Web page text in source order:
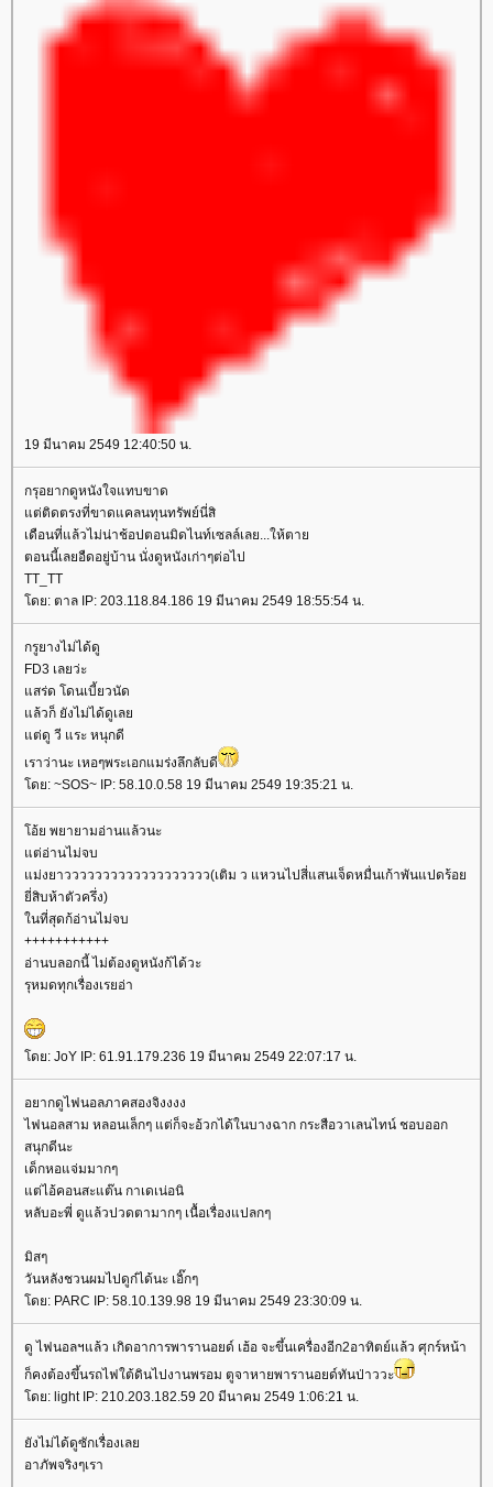
19 มีนาคม 2549 12:40:50 น.
กรุอยากดูหนังใจแทบขาด
ต่ติดตรงที่ขาดแคลนทุนทรัพย์นี่สิ
เดือนที่แล้วไม่น่าช้อปตอนมิดไนท์เซลล์เลย...ให้ตา
ตอนนี้เลยอืดอยู่บ้าน นั่งดูหนังเก่าๆต่อไป
TT_TT
ดย: ตาล IP: 203.118.84.186 19 มีนาคม 2549 18:55:54 น.
กรูยางไม่ได้ดู
FD3 เลยว่ะ
สร่ด โดนเบี้ยวนัด
ล้วก็ ยังไม่ได้ดูเล
ต่ดู วี แระ หนุกดี
เราว่านะ เหอๆพระเอกแมร่งลึกลับดี
ดย: ~SOS~ IP: 58.10.0.58 19 มีนาคม 2549 19:35:21 น.
อ้ย พยายามอ่านแล้วนะ
ต่อ่านไม่จบ
ม่งยาววววววววววววววววววว(เติม ว แหวนไปสี่แสนเจ็ดหมื่นเก้าพันแปดร้อ
ี่สิบห้าตัวครึ่ง)
นที่สุดก้อ่านไม่จบ
+++++++++++
อ่านบลอกนี้ ไม่ต้องดูหนังก้ได้วะ
รุหมดทุกเรื่องเรยอ่า
ดย: JoY IP: 61.91.179.236 19 มีนาคม 2549 22:07:17 น.
อยากดูไฟนอลภาคสองจิงงงง
ไฟนอลสาม หลอนเล็กๆ แต่ก็จะอ้วกได้ในบางฉาก กระสือวาเลนไทน์ ชอบออก
สนุกดีนะ
เด็กหอแจ่มมากๆ
ต่ไอ้คอนสะแต๊น กาเดเน่อนิ
หลับอะพี่ ดูแล้วปวดตามากๆ เนื้อเรื่องแปลกๆ
มิสๆ
วันหลังชวนผมไปดูก๋ได้นะ เอิ๊กๆ
ดย: PARC IP: 58.10.139.98 19 มีนาคม 2549 23:30:09 น.
ดู ไฟนอลฯแล้ว เกิดอาการพารานอยด์ เฮ้อ จะขึ้นเครื่องอีก2อาทิตย์แล้ว ศุกร์หน้า
ก็คงต้องขึ้นรถไฟใต้ดินไปงานพรอม ตูจาหายพารานอยด์ทันป่าววะ
ดย: light IP: 210.203.182.59 20 มีนาคม 2549 1:06:21 น.
ังไม่ได้ดูซักเรื่องเล
อาภัพจริงๆเรา